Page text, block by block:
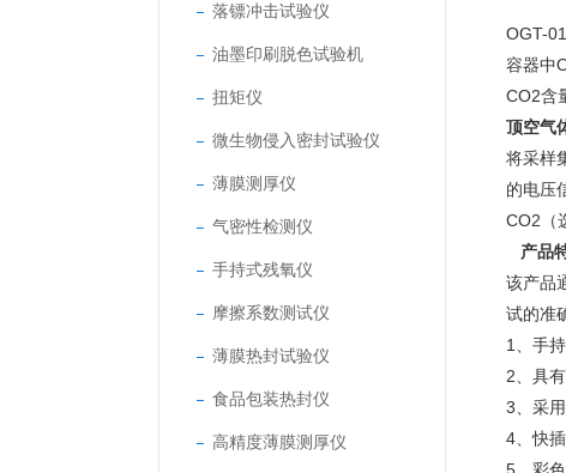
落镖冲击试验仪
油墨印刷脱色试验机
扭矩仪
微生物侵入密封试验仪
薄膜测厚仪
气密性检测仪
手持式残氧仪
摩擦系数测试仪
薄膜热封试验仪
食品包装热封仪
高精度薄膜测厚仪
OGT-01
容器中
CO2含
顶空气
将采样
的电压
CO2（
产品
该产品
试的准
1、手
2、具
3、采
4、快